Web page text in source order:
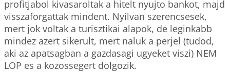
profitjabol kivasaroltak a hitelt nyujto bankot, majd
visszaforgattak mindent. Nyilvan szerencsesek,
mert jok voltak a turisztikai alapok, de leginkabb
mindez azert sikerult, mert naluk a perjel (tudod,
aki az apatsagban a gazdasagi ugyeket viszi) NEM
LOP es a kozossegert dolgozik.